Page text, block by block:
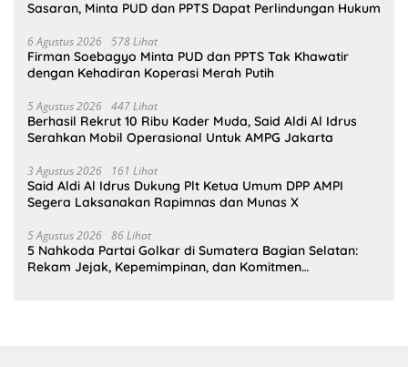
Sasaran, Minta PUD dan PPTS Dapat Perlindungan Hukum
6 Agustus 2026 578 Lihat
Firman Soebagyo Minta PUD dan PPTS Tak Khawatir
dengan Kehadiran Koperasi Merah Putih
5 Agustus 2026 447 Lihat
Berhasil Rekrut 10 Ribu Kader Muda, Said Aldi Al Idrus
Serahkan Mobil Operasional Untuk AMPG Jakarta
3 Agustus 2026 161 Lihat
Said Aldi Al Idrus Dukung Plt Ketua Umum DPP AMPI
Segera Laksanakan Rapimnas dan Munas X
5 Agustus 2026 86 Lihat
5 Nahkoda Partai Golkar di Sumatera Bagian Selatan:
Rekam Jejak, Kepemimpinan, dan Komitmen